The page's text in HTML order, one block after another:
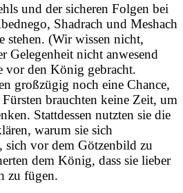
und der sicheren Folgen bei
Shadrach und Meshach
stehen. (Wir wissen nicht,
Gelegenheit nicht anwesend
vor den König gebracht.
großzügig noch eine Chance,
brauchten keine Zeit, um
Stattdessen nutzten sie die
warum sie sich
sich vor dem Götzenbild zu
dem König, dass sie lieber
zu fügen.